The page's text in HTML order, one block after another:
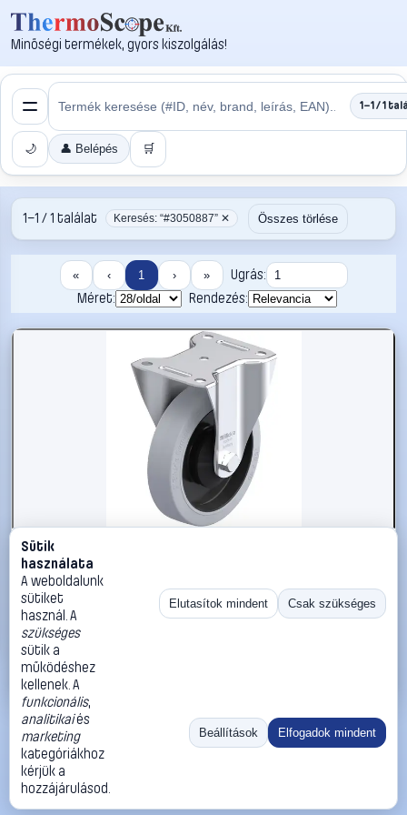
Minőségi termékek, gyors kiszolgálás!
1–1 / 1
🌙 👤 Belépés 🛒
1–1 / 1 találat Keresés: “#3050887” ✕ Összes törlése
« ‹ 1 › »
Ugrás:
Méret:
Rendezés:
#3050887
Blickle 960708 B-POEV 161XKA-SG Acéllemez rögzített
görgő KerékØ: 160 mm Teherbírás (max.): 320 kg 1 db
Blickle Görgők, kerekek
53 990 Ft
Kosárba
«
Ugrás:
Méret:
Rendezés:
©2026
ThermoScope
ÁSZF
Cégbemutató
Sütik
használata
A weboldalunk
sütiket
használ. A
szükséges
sütik a
működéshez
kellenek. A
funkcionális,
analitikaiés
marketing
kategóriákhoz
kérjük a
hozzájárulásod.
Elutasítok mindent Csak szükséges
Beállítások Elfogadok mindent